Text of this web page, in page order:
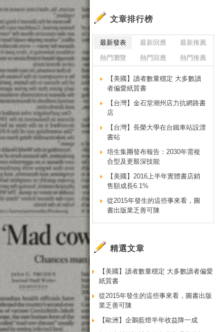
文章排行榜
最新發表 最新回應
最新推薦
熱門瀏覽
熱門回應 熱門推薦
【美國】讀者數量穩定 大多數讀
者偏愛紙質書
【台灣】金石堂潮州店力抗網路書
店
【台灣】長榮大學在台鐵車站設漂
書站
培生集團發布報告：2030年需複
合型及更艱深技能
【美國】2016上半年實體書店銷
售額成長6.1%
從2015年發生的這些事來看，圖
書出版業乏善可陳
精選文章
【美國】讀者數量穩定 大多數讀者偏愛
紙質書
從2015年發生的這些事來看，圖書出版
業乏善可陳
【歐洲】企鵝藍燈半年收益降一成